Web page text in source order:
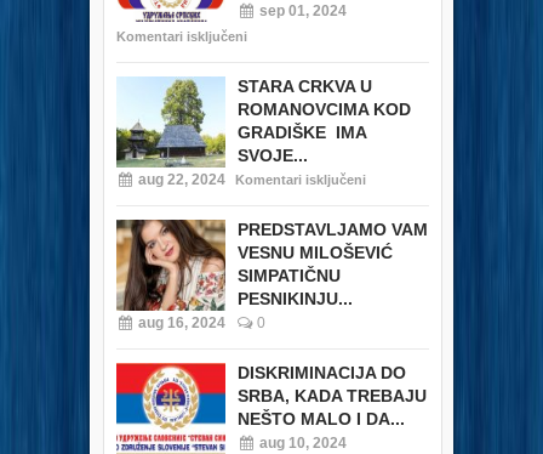
sep 01, 2024
Komentari isključeni
STARA CRKVA U
ROMANOVCIMA KOD
GRADIŠKE IMA
SVOJE...
aug 22, 2024 Komentari isključeni
PREDSTAVLJAMO VAM
VESNU MILOŠEVIĆ
SIMPATIČNU
PESNIKINJU...
aug 16, 2024 0
DISKRIMINACIJA DO
SRBA, KADA TREBAJU
NEŠTO MALO I DA...
aug 10, 2024